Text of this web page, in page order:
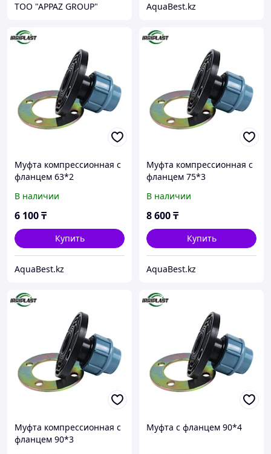
TOO "APPAZ GROUP" AquaBest.kz
Муфта компрессионная с
фланцем 63*2
В наличии
6 100₸
Купить
AquaBest.kz
Муфта компрессионная с
фланцем 75*3
В наличии
8 600₸
Купить
AquaBest.kz
Муфта компрессионная с
фланцем 90*3
Муфта с фланцем 90*4